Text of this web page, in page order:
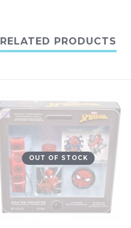
RELATED PRODUCTS
OUT OF STOCK